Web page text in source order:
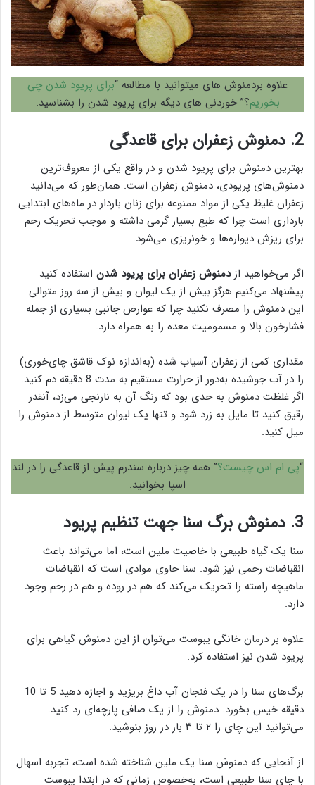
علاوه بردمنوش های میتوانید با مطالعه “برای پریود شدن چی
بخوریم؟” خوردنی های دیگه برای پریود شدن را بشناسید.
2. دمنوش زعفران برای قاعدگی
بهترین دمنوش برای پریود شدن و در واقع یکی از معروف‌ترین
دمنوش‌های پریودی، دمنوش زعفران است. همان‌طور که می‌دانید
زعفران غلیظ یکی از مواد ممنوعه برای زنان باردار در ماه‌های ابتدایی
بارداری است چرا که طبع بسیار گرمی داشته و موجب تحریک رحم
برای ریزش دیواره‌ها و خونریزی می‌شود.
اگر می‌خواهید ازدمنوش زعفران برای پریود شدن استفاده کنید
پیشنهاد می‌کنیم هرگز بیش از یک لیوان و بیش از سه روز متوالی
این دمنوش را مصرف نکنید چرا که عوارض جانبی بسیاری از جمله
فشارخون بالا و مسمومیت معده را به همراه دارد.
مقداری کمی از زعفران آسیاب شده (به‌اندازه نوک قاشق چای‌خوری)
را در آب جوشیده به‌دور از حرارت مستقیم به مدت 8 دقیقه دم کنید.
اگر غلظت دمنوش به حدی بود که رنگ آن به نارنجی می‌زد، آنقدر
رقیق کنید تا مایل به زرد شود و تنها یک لیوان متوسط از دمنوش را
میل کنید.
“پی ام اس چیست؟” همه چیز درباره سندرم پیش از قاعدگی را در لند
اسپا بخوانید.
3. دمنوش برگ سنا جهت تنظیم پریود
سنا یک گیاه طبیعی با خاصیت ملین است، اما می‌تواند باعث
انقباضات رحمی نیز شود. سنا حاوی موادی است که انقباضات
ماهیچه راسته را تحریک می‌کند که هم در روده و هم در رحم وجود
دارد.
علاوه بر درمان خانگی یبوست می‌توان از این دمنوش گیاهی برای
پریود شدن نیز استفاده کرد.
برگ‌های سنا را در یک فنجان آب داغ بریزید و اجازه دهید 5 تا 10
دقیقه خیس بخورد. دمنوش را از یک صافی پارچه‌ای رد کنید.
می‌توانید این چای را ۲ تا ۳ بار در روز بنوشید.
از آنجایی که دمنوش سنا یک ملین شناخته شده است، تجربه اسهال
با چای سنا طبیعی است، به‌خصوص زمانی که در ابتدا یبوست